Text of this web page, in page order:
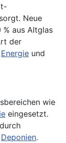
Neue
% aus Altglas
der
Energie und
wie
eingesetzt.
Deponien.